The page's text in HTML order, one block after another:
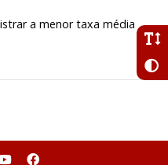
a menor taxa média